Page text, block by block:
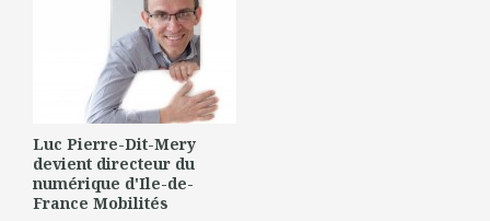
Luc Pierre-Dit-Mery
devient directeur du
numérique d'Ile-de-
France Mobilités